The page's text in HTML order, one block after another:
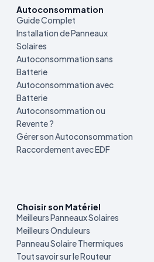
Autoconsommation
Guide Complet
Installation de Panneaux
Solaires
Autoconsommation sans
Batterie
Autoconsommation avec
Batterie
Autoconsommation ou
Revente ?
Gérer son Autoconsommation
Raccordement avec EDF
Choisir son Matériel
Meilleurs Panneaux Solaires
Meilleurs Onduleurs
Panneau Solaire Thermiques
Tout savoir sur le Routeur